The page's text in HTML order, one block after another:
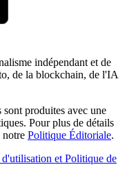
indépendant et de
de la blockchain, de l'IA
sont produites avec une
Pour plus de détails
notre Politique Éditoriale.
et Politique de